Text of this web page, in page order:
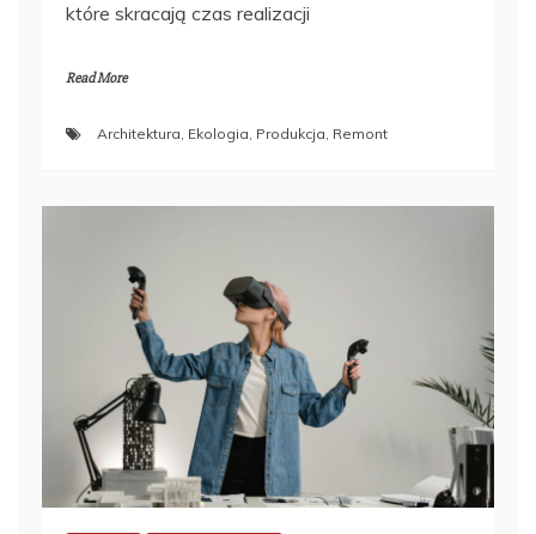
które skracają czas realizacji
Read More
Architektura, Ekologia, Produkcja, Remont